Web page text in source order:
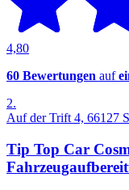
4,80
60 Bewertungen auf
2.
Auf der Trift 4, 66127
Tip Top Car